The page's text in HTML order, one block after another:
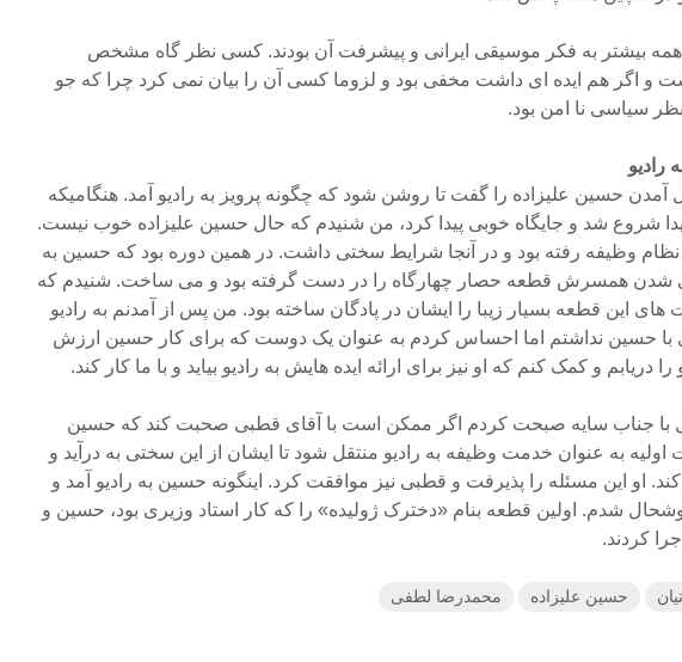
همه بیشتر به فکر موسیقی ایرانی و پیشرفت آن بودند. کسی نظر گاه مشخص
و اگر هم ایده ای داشت مخفی بود و لزوما کسی آن را بیان نمی کرد چرا که جو
سیاسی نا امن بود.
رادیو
آمدن حسین علیزاده را گفت تا روشن شود که چگونه پرویز به رادیو آمد. هنگامیکه
شروع شد و جایگاه خوبی پیدا کرد، من شنیدم که حال حسین علیزاده خوب نیست.
وظیفه رفته بود و در آنجا شرایط سختی داشت. در همین دوره بود که حسین به
شدن همسرش قطعه حصار چهارگاه را در دست گرفته بود و می ساخت. شنیدم که
این قطعه بسیار زیبا را ایشان در پادگان ساخته بود. من پس از آمدنم به رادیو
حسین نداشتم اما احساس کردم به عنوان یک دوست که برای کار حسین ارزش
دریابم و کمک کنم که او نیز برای ارائه ایده هایش به رادیو بیاید و با ما کار کند.
با جناب سایه صبحت کردم اگر ممکن است با آقای قطبی صحبت کند که حسین
به عنوان خدمت وظیفه به رادیو منتقل شود تا ایشان از این سختی به درآید و
کند. او این مسئله را پذیرفت و قطبی نیز موافقت کرد. اینگونه حسین به رادیو آمد و
شدم. اولین قطعه بنام «دخترک ژولیده» را که کار استاد وزیری بود، حسین و
کردند.
حسین علیزاده محمدرضا لطفی